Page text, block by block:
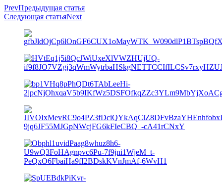
PrevПредыдущая статья
Следующая статьяNext